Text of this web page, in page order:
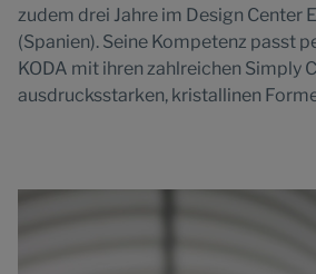
zudem drei Jahre im Design Center
(Spanien). Seine Kompetenz passt
KODA mit ihren zahlreichen Simply
ausdrucksstarken, kristallinen